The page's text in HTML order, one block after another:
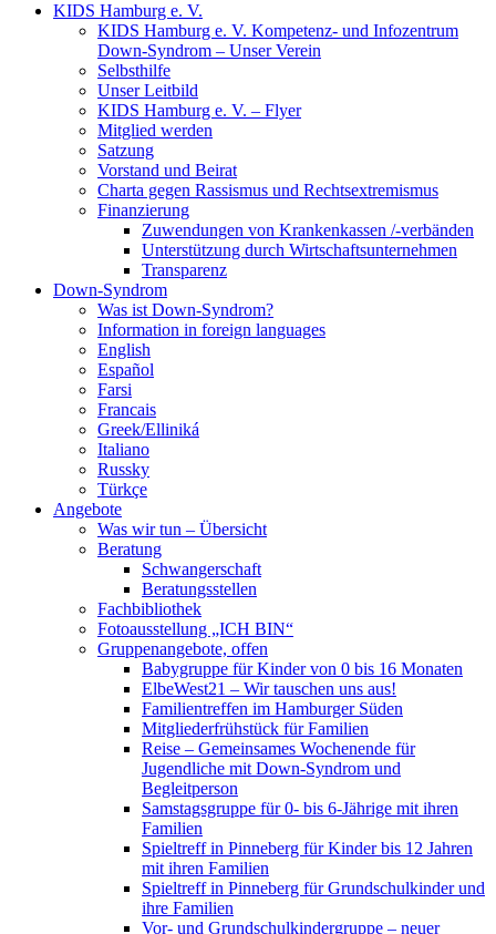
KIDS Hamburg e. V.
KIDS Hamburg e. V. Kompetenz- und Infozentrum
Down-Syndrom – Unser Verein
Selbsthilfe
Unser Leitbild
KIDS Hamburg e. V. – Flyer
Mitglied werden
Satzung
Vorstand und Beirat
Charta gegen Rassismus und Rechtsextremismus
Finanzierung
Zuwendungen von Krankenkassen /-verbänden
Unterstützung durch Wirtschaftsunternehmen
Transparenz
Down-Syndrom
Was ist Down-Syndrom?
Information in foreign languages
English
Español
Farsi
Francais
Greek/Elliniká
Italiano
Russky
Türkçe
Angebote
Was wir tun – Übersicht
Beratung
Schwangerschaft
Beratungsstellen
Fachbibliothek
Fotoausstellung „ICH BIN“
Gruppenangebote, offen
Babygruppe für Kinder von 0 bis 16 Monaten
ElbeWest21 – Wir tauschen uns aus!
Familientreffen im Hamburger Süden
Mitgliederfrühstück für Familien
Reise – Gemeinsames Wochenende für
Jugendliche mit Down-Syndrom und
Begleitperson
Samstagsgruppe für 0- bis 6-Jährige mit ihren
Familien
Spieltreff in Pinneberg für Kinder bis 12 Jahren
mit ihren Familien
Spieltreff in Pinneberg für Grundschulkinder und
ihre Familien
Vor- und Grundschulkindergruppe – neuer